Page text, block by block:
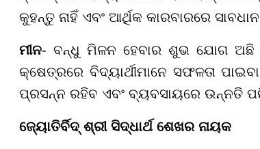
କୁହନ୍ତୁ ନାହିଁ ଏବଂ ଆର୍ଥିକ କାରବାରରେ
ମୀନ- ବନ୍ଧୁ ମିଳନ ହେବାର ଶୁଭ ଯୋଗ ଅଛି
କ୍ଷେତ୍ରରେ ବିଦ୍ୟାର୍ଥୀମାନେ ସଫଳତା
ପ୍ରସନ୍ନ ରହିବ ଏବଂ ବ୍ୟବସାୟରେ ଉନ୍ନତି
ଜ୍ୟୋତିର୍ବିଦ୍ ଶ୍ରୀ ସିଦ୍ଧାର୍ଥ ଶେଖର ନାୟକ